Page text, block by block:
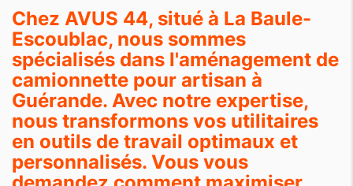
Chez AVUS 44, situé à La Baule-
Escoublac, nous sommes
spécialisés dans l'aménagement de
camionnette pour artisan à
Guérande. Avec notre expertise,
nous transformons vos utilitaires
en outils de travail optimaux et
personnalisés. Vous vous